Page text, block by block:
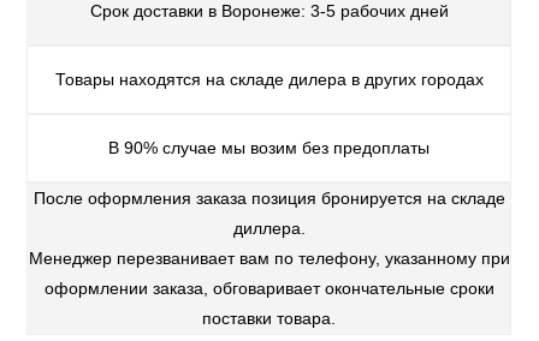
Срок доставки в Воронеже: 3-5 рабочих дней
Товары находятся на складе дилера в других городах
В 90% случае мы возим без предоплаты
После оформления заказа позиция бронируется на складе
диллера.
Менеджер перезванивает вам по телефону, указанному при
оформлении заказа, обговаривает окончательные сроки
поставки товара.